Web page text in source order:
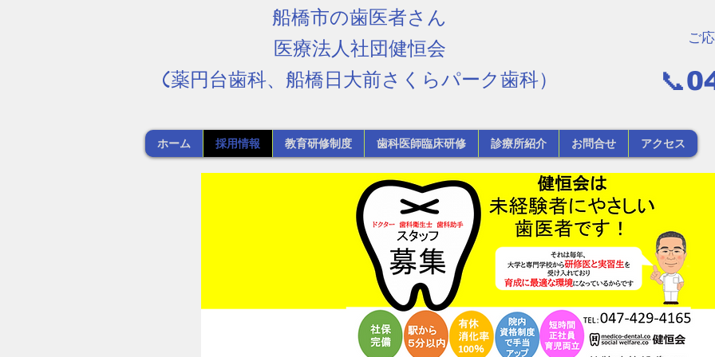
船橋市の歯医者さん
​医療法人社団健恒会
(薬円台歯科、船橋日大前さくらパーク歯科）
ご
ホーム 採用情報 教育研修制度 歯科医師臨床研修 診療所紹介 お問合せ アクセス